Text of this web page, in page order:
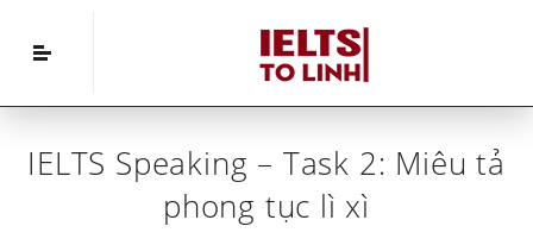
»IELTS Speaking – Task 2:
Miêu tả phong tục lì xì
IELTS Speaking – Task 2: Miêu tả
phong tục lì xì